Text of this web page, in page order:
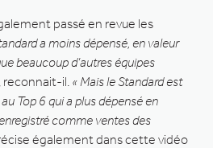
passé en revue les
a moins dépensé, en valeur
beaucoup d’autres équipes
, reconnait-il. « Mais le Standard est
Top 6 qui a plus dépensé en
comme ventes des
également dans cette vidéo